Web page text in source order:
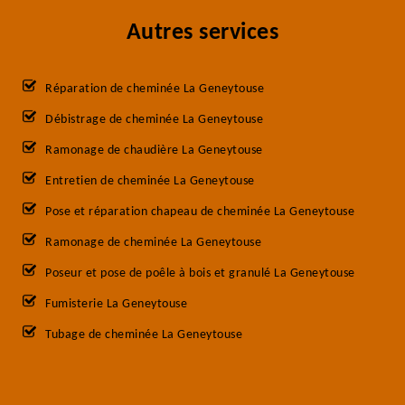
Autres services
Réparation de cheminée La Geneytouse
Débistrage de cheminée La Geneytouse
Ramonage de chaudière La Geneytouse
Entretien de cheminée La Geneytouse
Pose et réparation chapeau de cheminée La Geneytouse
Ramonage de cheminée La Geneytouse
Poseur et pose de poêle à bois et granulé La Geneytouse
Fumisterie La Geneytouse
Tubage de cheminée La Geneytouse